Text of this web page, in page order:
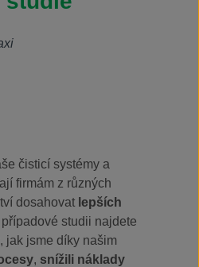
čisticí systémy a
firmám z různých
dosahovat lepších
studii najdete
, jak jsme díky našim
, snížili náklady